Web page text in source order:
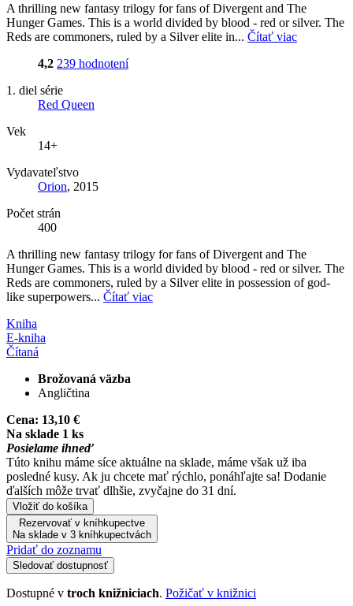
A thrilling new fantasy trilogy for fans of Divergent and The
Hunger Games. This is a world divided by blood - red or silver. The
Reds are commoners, ruled by a Silver elite in... Čítať viac
4,2 239 hodnotení
1. diel série
Red Queen
Vek
14+
Vydavateľstvo
Orion, 2015
Počet strán
400
A thrilling new fantasy trilogy for fans of Divergent and The
Hunger Games. This is a world divided by blood - red or silver. The
Reds are commoners, ruled by a Silver elite in possession of god-
like superpowers... Čítať viac
Kniha
E-kniha
Čítaná
Brožovaná väzba
Angličtina
Cena: 13,10 €
Na sklade 1 ks
Posielame ihneď
Túto knihu máme síce aktuálne na sklade, máme však už iba
posledné kusy. Ak ju chcete mať rýchlo, ponáhľajte sa! Dodanie
ďalších môže trvať dlhšie, zvyčajne do 31 dní.
Vložiť do košíka
Rezervovať v kníhkupectve
Na sklade v 3 kníhkupectvách
Pridať do zoznamu
Sledovať dostupnosť
Dostupné v troch knižniciach. Požičať v knižnici